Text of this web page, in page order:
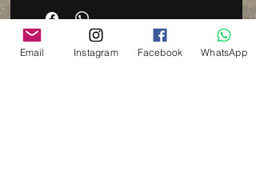
Email Instagram Facebook WhatsApp